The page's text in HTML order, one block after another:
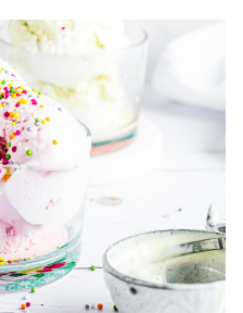
olma özelliği
olacaktır.